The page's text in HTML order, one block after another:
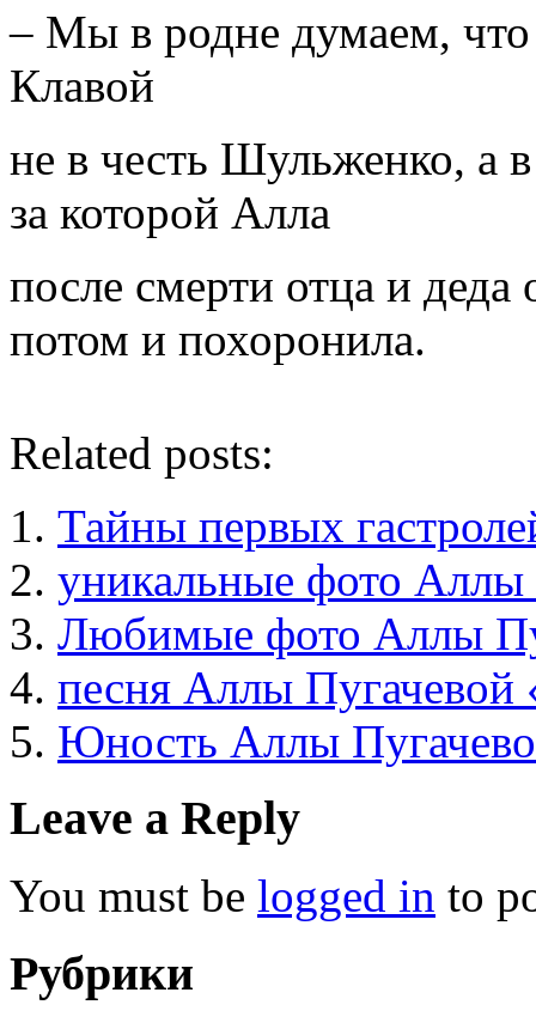
– Мы в родне думаем, что
Клавой
не в честь Шульженко, а
за которой Алла
после смерти отца и
потом и похоронила.
Related posts:
Тайны первых
уникальные фото Аллы
Любимые фото Аллы
песня Аллы Пугачевой
Юность Аллы
Leave a Reply
You must be logged in to
Рубрики